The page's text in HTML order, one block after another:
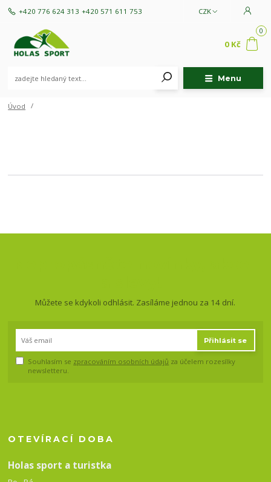
Menu
CZK
+420 776 624 313 +420 571 611 753
0
0 Kč
Úvod
Můžete se kdykoli odhlásit. Zasíláme jednou za 14 dní.
Přihlásit se
Souhlasím se zpracováním osobních údajů za účelem rozesílky
newsletteru.
OTEVÍRACÍ DOBA
Holas sport a turistka